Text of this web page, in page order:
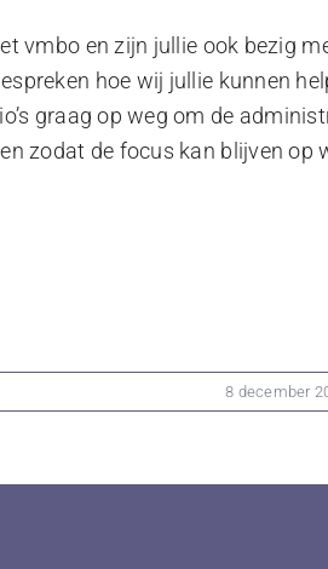
vmbo en zijn jullie ook bezig
hoe wij jullie kunnen
graag op weg om de
zodat de focus kan blijven op
8 december